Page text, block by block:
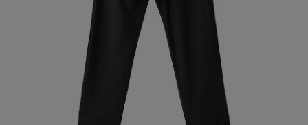
【サンダル】ビーサンの季節！
【リネン】涼しい夏素材
【CFCL】注目のPOP-UP
すべてのウェア
ブラウス・シャツ
すべてのシューズ
バッグ・財布
エル・ショップについて
よくあるご質問